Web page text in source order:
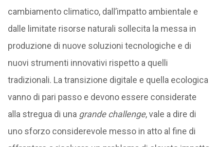
cambiamento climatico, dall’impatto ambientale e
dalle limitate risorse naturali sollecita la messa in
produzione di nuove soluzioni tecnologiche e di
nuovi strumenti innovativi rispetto a quelli
tradizionali. La transizione digitale e quella ecologica
vanno di pari passo e devono essere considerate
alla stregua di una grande challenge, vale a dire di
uno sforzo considerevole messo in atto al fine di